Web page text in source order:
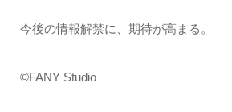
今後の情報解禁に、期待が高まる。
©FANY Studio